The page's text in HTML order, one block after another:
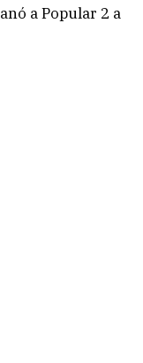
a Popular 2 a